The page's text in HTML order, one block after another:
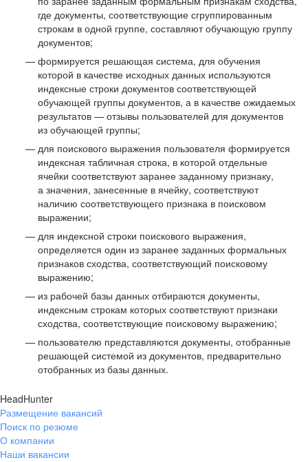
где документы, соответствующие сгруппированным
строкам в одной группе, составляют обучающую группу
документов;
формируется решающая система, для обучения
которой в качестве исходных данных используются
индексные строки документов соответствующей
обучающей группы документов, а в качестве ожидаемых
результатов — отзывы пользователей для документов
из обучающей группы;
для поискового выражения пользователя формируется
индексная табличная строка, в которой отдельные
ячейки соответствуют заранее заданному признаку,
а значения, занесенные в ячейку, соответствуют
наличию соответствующего признака в поисковом
выражении;
для индексной строки поискового выражения,
определяется один из заранее заданных формальных
признаков сходства, соответствующий поисковому
выражению;
из рабочей базы данных отбираются документы,
индексным строкам которых соответствуют признаки
сходства, соответствующие поисковому выражению;
пользователю представляются документы, отобранные
решающей системой из документов, предварительно
отобранных из базы данных.
HeadHunter
Размещение вакансий
Поиск по резюме
О компании
Наши вакансии